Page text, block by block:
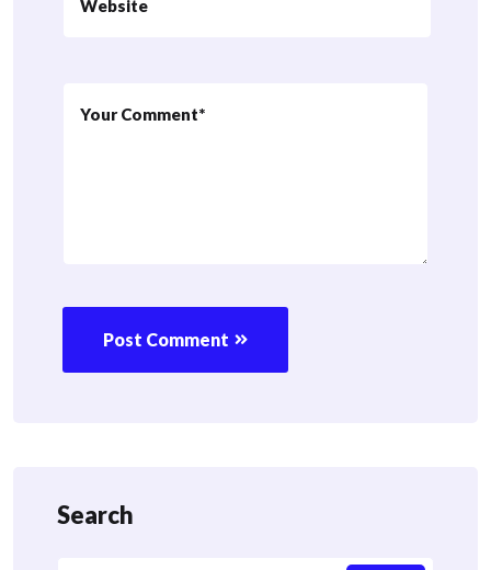
Post Comment
Search